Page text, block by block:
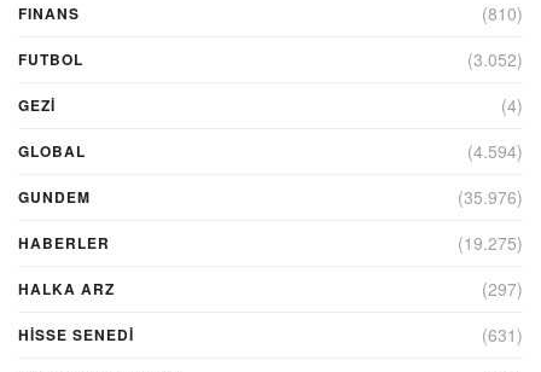
FINANS (810)
FUTBOL (3.052)
GEZI (4)
GLOBAL (4.594)
GUNDEM (35.976)
HABERLER (19.275)
HALKA ARZ (297)
HİSSE SENEDİ (631)